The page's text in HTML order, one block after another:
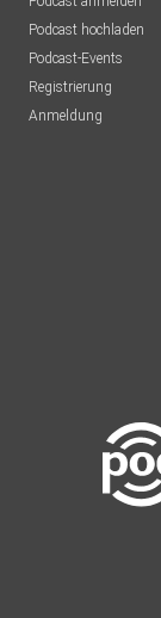
Podcast hochladen
Podcast-Events
Registrierung
Anmeldung